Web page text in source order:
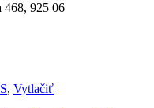
468, 925 06
, Vytlačiť